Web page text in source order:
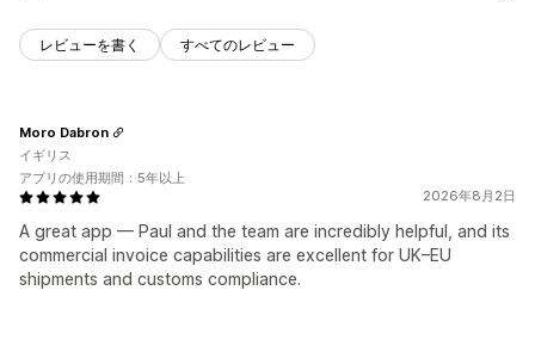
レビューを書く すべてのレビュー
2026年8月2日
A great app — Paul and the team are incredibly helpful, and its
commercial invoice capabilities are excellent for UK–EU
shipments and customs compliance.
Moro Dabron
イギリス
アプリの使用期間：5年以上